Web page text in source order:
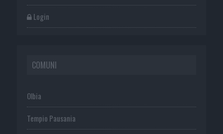
Login
COMUNI
Olbia
Tempio Pausania